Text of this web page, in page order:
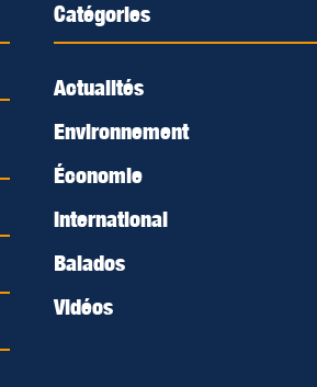
Catégories
Actualités
Environnement
Économie
International
Balados
Vidéos